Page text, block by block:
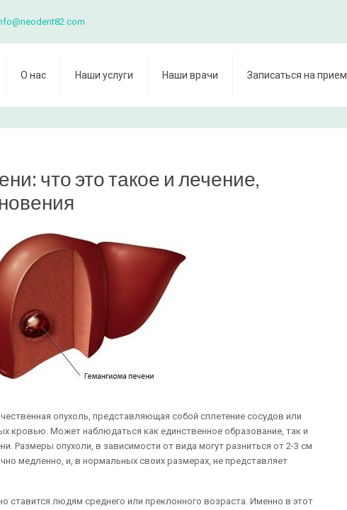
О нас Наши услуги Наши врачи Записаться на прием
что это такое и лечение,
опухоль, представляющая собой сплетение сосудов или
кровью. Может наблюдаться как единственное образование, так и
Размеры опухоли, в зависимости от вида могут разниться от 2-3 см
медленно, и, в нормальных своих размерах, не представляет
ставится людям среднего или преклонного возраста. Именно в этот